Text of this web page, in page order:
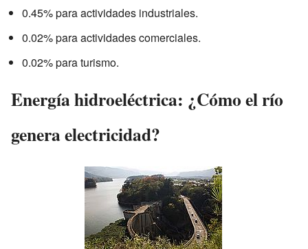
0.45% para actividades industriales.
0.02% para actividades comerciales.
0.02% para turismo.
Energía hidroeléctrica: ¿Cómo el río
genera electricidad?